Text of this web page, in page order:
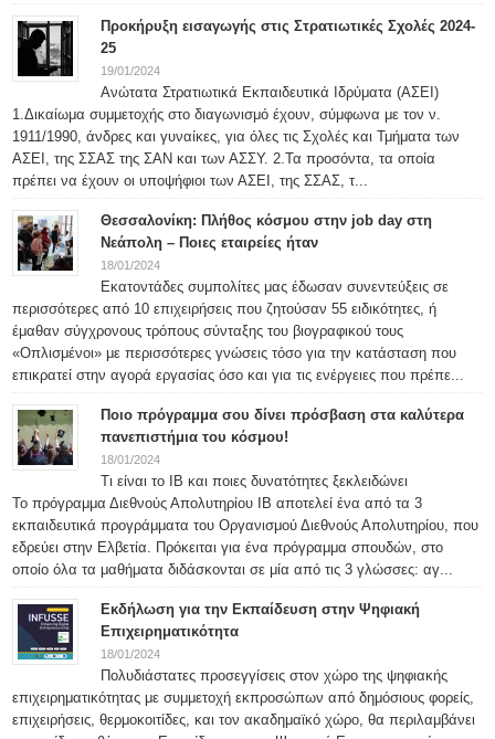
Προκήρυξη εισαγωγής στις Στρατιωτικές Σχολές 2024-
25
19/01/2024
Ανώτατα Στρατιωτικά Εκπαιδευτικά Ιδρύματα (ΑΣΕΙ)
1.Δικαίωμα συμμετοχής στο διαγωνισμό έχουν, σύμφωνα με τον ν.
1911/1990, άνδρες και γυναίκες, για όλες τις Σχολές και Τμήματα των
ΑΣΕΙ, της ΣΣΑΣ της ΣΑΝ και των ΑΣΣΥ. 2.Τα προσόντα, τα οποία
πρέπει να έχουν οι υποψήφιοι των ΑΣΕΙ, της ΣΣΑΣ, τ...
Θεσσαλονίκη: Πλήθος κόσμου στην job day στη
Νεάπολη – Ποιες εταιρείες ήταν
18/01/2024
Εκατοντάδες συμπολίτες μας έδωσαν συνεντεύξεις σε
περισσότερες από 10 επιχειρήσεις που ζητούσαν 55 ειδικότητες, ή
έμαθαν σύγχρονους τρόπους σύνταξης του βιογραφικού τους
«Οπλισμένοι» με περισσότερες γνώσεις τόσο για την κατάσταση που
επικρατεί στην αγορά εργασίας όσο και για τις ενέργειες που πρέπε...
Ποιο πρόγραμμα σου δίνει πρόσβαση στα καλύτερα
πανεπιστήμια του κόσμου!
18/01/2024
Τι είναι το IB και ποιες δυνατότητες ξεκλειδώνει
Το πρόγραμμα Διεθνούς Απολυτηρίου IB αποτελεί ένα από τα 3
εκπαιδευτικά προγράμματα του Οργανισμού Διεθνούς Απολυτηρίου, που
εδρεύει στην Ελβετία. Πρόκειται για ένα πρόγραμμα σπουδών, στο
οποίο όλα τα μαθήματα διδάσκονται σε μία από τις 3 γλώσσες: αγ...
Εκδήλωση για την Εκπαίδευση στην Ψηφιακή
Επιχειρηματικότητα
18/01/2024
Πολυδιάστατες προσεγγίσεις στον χώρο της ψηφιακής
επιχειρηματικότητας με συμμετοχή εκπροσώπων από δημόσιους φορείς,
επιχειρήσεις, θερμοκοιτίδες, και τον ακαδημαϊκό χώρο, θα περιλαμβάνει